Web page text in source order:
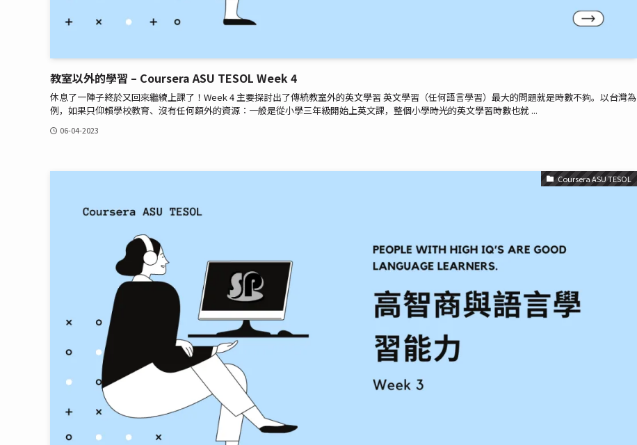
教室以外的學習 – Coursera ASU TESOL Week 4
休息了一陣子終於又回來繼續上課了！Week 4 主要探討出了傳統教室外的英文學習 英文學習（任何語言學習）最大的問題就是時數不夠。以台灣為
例，如果只仰賴學校教育、沒有任何額外的資源：一般是從小學三年級開始上英文課，整個小學時光的英文學習時數也就 ...
06-04-2023
Coursera ASU TESOL